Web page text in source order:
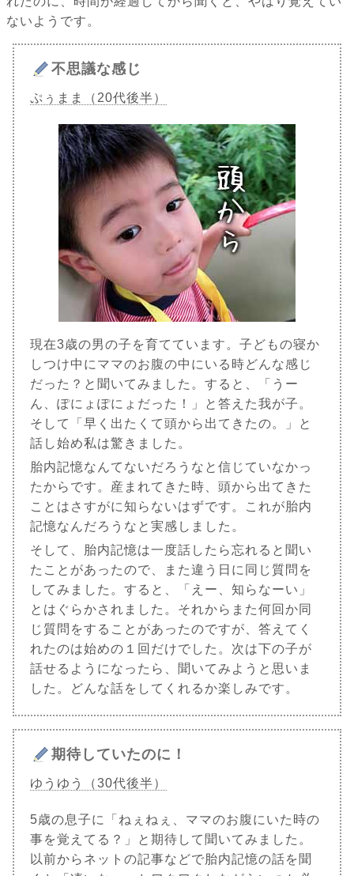
ないようです。
不思議な感じ
ぷぅまま（20代後半）
現在3歳の男の子を育てています。子どもの寝か
しつけ中にママのお腹の中にいる時どんな感じ
だった？と聞いてみました。すると、「うー
ん、ぽにょぽにょだった！」と答えた我が子。
そして「早く出たくて頭から出てきたの。」と
話し始め私は驚きました。
胎内記憶なんてないだろうなと信じていなかっ
たからです。産まれてきた時、頭から出てきた
ことはさすがに知らないはずです。これが胎内
記憶なんだろうなと実感しました。
そして、胎内記憶は一度話したら忘れると聞い
たことがあったので、また違う日に同じ質問を
してみました。すると、「えー、知らなーい」
とはぐらかされました。それからまた何回か同
じ質問をすることがあったのですが、答えてく
れたのは始めの１回だけでした。次は下の子が
話せるようになったら、聞いてみようと思いま
した。どんな話をしてくれるか楽しみです。
期待していたのに！
ゆうゆう（30代後半）
5歳の息子に「ねぇねぇ、ママのお腹にいた時の
事を覚えてる？」と期待して聞いてみました。
以前からネットの記事などで胎内記憶の話を聞